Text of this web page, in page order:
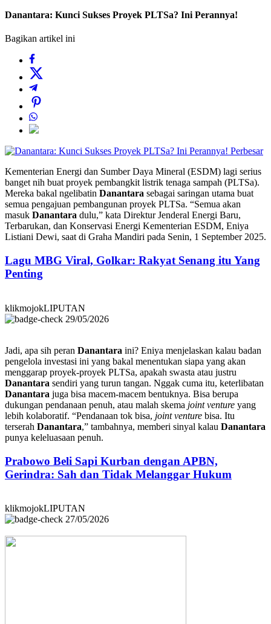
Danantara: Kunci Sukses Proyek PLTSa? Ini Perannya!
Bagikan artikel ini
Perbesar
Kementerian Energi dan Sumber Daya Mineral (ESDM) lagi serius
banget nih buat proyek pembangkit listrik tenaga sampah (PLTSa).
Mereka bakal ngelibatin Danantara sebagai saringan utama buat
semua pengajuan pembangunan proyek PLTSa. “Semua akan
masuk Danantara dulu,” kata Direktur Jenderal Energi Baru,
Terbarukan, dan Konservasi Energi Kementerian ESDM, Eniya
Listiani Dewi, saat di Graha Mandiri pada Senin, 1 September 2025.
Lagu MBG Viral, Golkar: Rakyat Senang itu Yang
Penting
klikmojokLIPUTAN
29/05/2026
Jadi, apa sih peran Danantara ini? Eniya menjelaskan kalau badan
pengelola investasi ini yang bakal menentukan siapa yang akan
menggarap proyek-proyek PLTSa, apakah swasta atau justru
Danantara sendiri yang turun tangan. Nggak cuma itu, keterlibatan
Danantara juga bisa macem-macem bentuknya. Bisa berupa
dukungan pendanaan penuh, atau malah skema joint venture yang
lebih kolaboratif. “Pendanaan tok bisa, joint venture bisa. Itu
terserah Danantara,” tambahnya, memberi sinyal kalau Danantara
punya keleluasaan penuh.
Prabowo Beli Sapi Kurban dengan APBN,
Gerindra: Sah dan Tidak Melanggar Hukum
klikmojokLIPUTAN
27/05/2026